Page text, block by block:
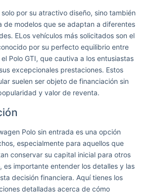
por su atractivo diseño, sino también
de modelos que se adaptan a diferentes
ELos vehículos más solicitados son el
por su perfecto equilibrio entre
Polo GTI, que cautiva a los entusiastas
excepcionales prestaciones. Estos
suelen ser objeto de financiación sin
y valor de reventa.
Polo sin entrada es una opción
especialmente para aquellos que
conservar su capital inicial para otros
es importante entender los detalles y las
decisión financiera. Aquí tienes los
detalladas acerca de cómo